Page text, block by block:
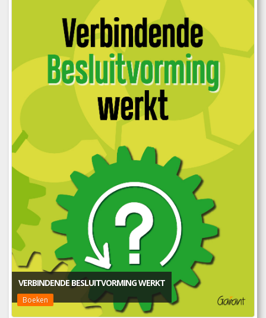
VERBINDENDE BESLUITVORMING WERKT
Boeken